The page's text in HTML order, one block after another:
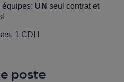
UN seul contrat et
1 CDI !
poste